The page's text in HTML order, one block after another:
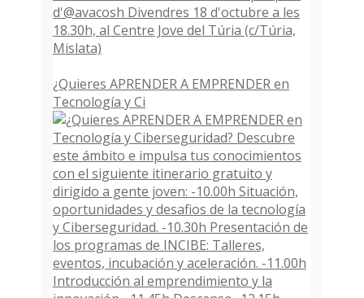
¿Quieres APRENDER A EMPRENDER en
Tecnología y Ci